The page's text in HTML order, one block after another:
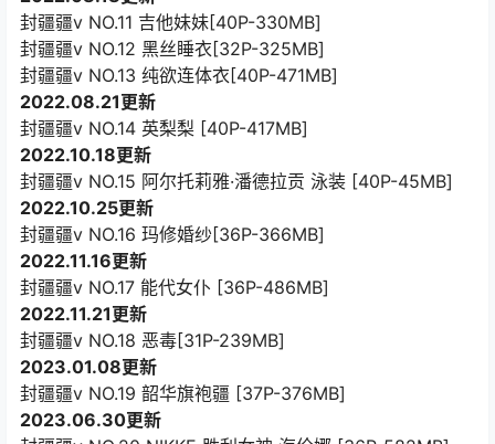
封疆疆v NO.11 吉他妹妹[40P-330MB]
封疆疆v NO.12 黑丝睡衣[32P-325MB]
封疆疆v NO.13 纯欲连体衣[40P-471MB]
2022.08.21更新
封疆疆v NO.14 英梨梨 [40P-417MB]
2022.10.18更新
封疆疆v NO.15 阿尔托莉雅·潘德拉贡 泳装 [40P-45MB]
2022.10.25更新
封疆疆v NO.16 玛修婚纱[36P-366MB]
2022.11.16更新
封疆疆v NO.17 能代女仆 [36P-486MB]
2022.11.21更新
封疆疆v NO.18 恶毒[31P-239MB]
2023.01.08更新
封疆疆v NO.19 韶华旗袍疆 [37P-376MB]
2023.06.30更新